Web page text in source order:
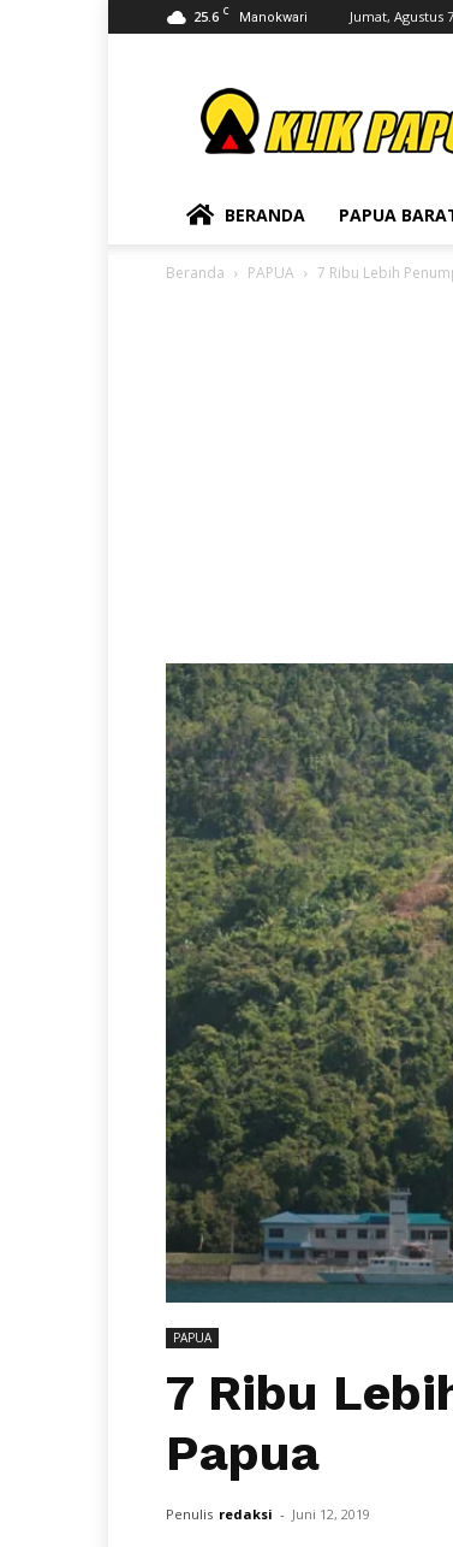
25.6 C Manokwari Jumat, Agustus
BERANDA PAPUA
Beranda PAPUA 7 Ribu Lebih
PAPUA
7 Ribu
Papua
Penulis redaksi - Juni 12, 2019